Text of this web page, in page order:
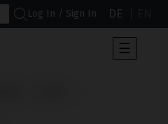
Log In / Sign In DE
der
☰